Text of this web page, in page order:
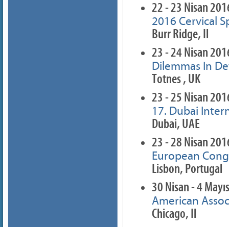
22 - 23 Nisan
2016 Cervical
Burr Ridge, Il
23 - 24 Nisan
Dilemmas In
Totnes , UK
23 - 25 Nisan
17. Dubai
Dubai, UAE
23 - 28 Nisan
European
Lisbon, Portugal
30 Nisan - 4
American
Chicago, Il